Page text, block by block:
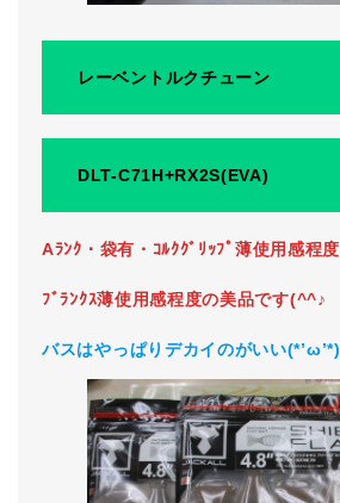
レーベントルクチューン
DLT-C71H+RX2S(EVA)
Aﾗﾝｸ・袋有・ｺﾙｸｸﾞﾘｯﾌﾟ薄使用感程度
ﾌﾞﾗﾝｸｽ薄使用感程度の美品です(^^♪
バスはやっぱりデカイのがいい(*’ω’*)